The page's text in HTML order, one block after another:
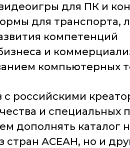
для ПК и
для транспорта,
компетенций
и
компьютерных
с российскими
и специальных
дополнять каталог
стран АСЕАН, но и